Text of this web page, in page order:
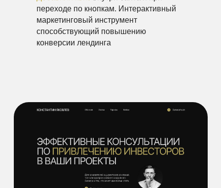
переходе по кнопкам. Интерактивный
маркетинговый инструмент
способствующий повышению
конверсии лендинга